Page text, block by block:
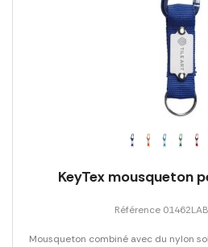
KeyTex mousqueton
Référence
Mousqueton combiné avec du nylon